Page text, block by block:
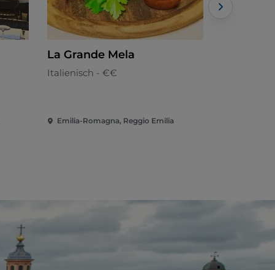
La Grande Mela
Italienisch - €€
Emilia-Romagna, Reggio Emilia